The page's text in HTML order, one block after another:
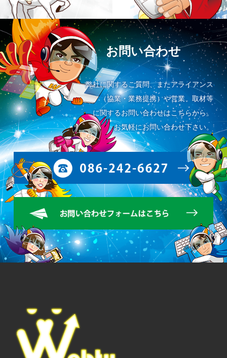
お問い合わせ
弊社に関するご質問、またアライアンス
（協業・業務提携）や営業、取材等
に関するお問い合わせはこちらから。
お気軽にお問い合わせ下さい。